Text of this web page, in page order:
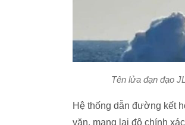
Tên lửa đạn đạo
Hệ thống dẫn đường kết
văn, mang lại độ chính